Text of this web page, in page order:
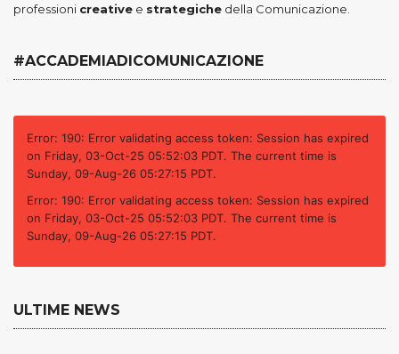
professioni creative e strategiche della Comunicazione.
#ACCADEMIADICOMUNICAZIONE
Error: 190: Error validating access token: Session has expired
on Friday, 03-Oct-25 05:52:03 PDT. The current time is
Sunday, 09-Aug-26 05:27:15 PDT.
Error: 190: Error validating access token: Session has expired
on Friday, 03-Oct-25 05:52:03 PDT. The current time is
Sunday, 09-Aug-26 05:27:15 PDT.
ULTIME NEWS